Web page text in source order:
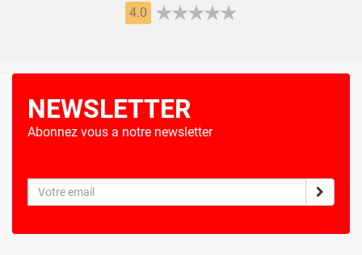
4.0
NEWSLETTER
Abonnez vous a notre newsletter